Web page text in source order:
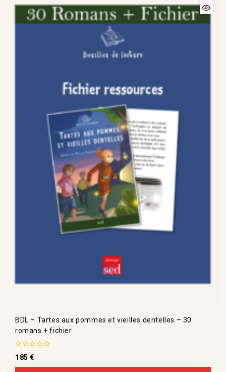
BDL – Tartes aux pommes et vieilles dentelles – 30
romans + fichier
0
de
5
185€